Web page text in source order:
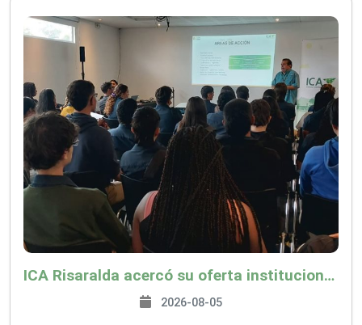
ICA Risaralda acercó su oferta institucional a productores y emprendedores en Expocamello
2026-08-05